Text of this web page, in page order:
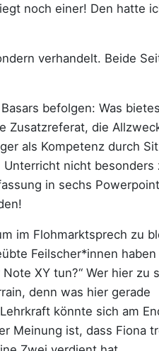
noch einer! Den hatte
verhandelt. Beide
befolgen: Was
Zusatzreferat, die
als Kompetenz durch
nicht besonders
in sechs
im Flohmarktsprech zu
Feilscher*innen
XY tun?“ Wer hier zu
denn was hier gerade
könnte sich am
Meinung ist, dass Fiona